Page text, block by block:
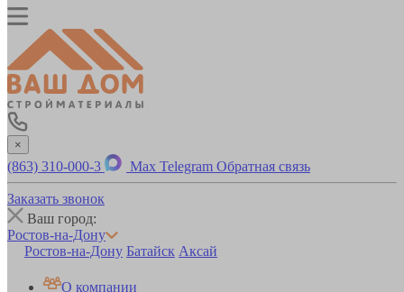
×
(863) 310-000-3 Max Telegram Обратная связь
Заказать звонок
Ваш город:
Ростов-на-Дону
Ростов-на-Дону Батайск Аксай
О компании